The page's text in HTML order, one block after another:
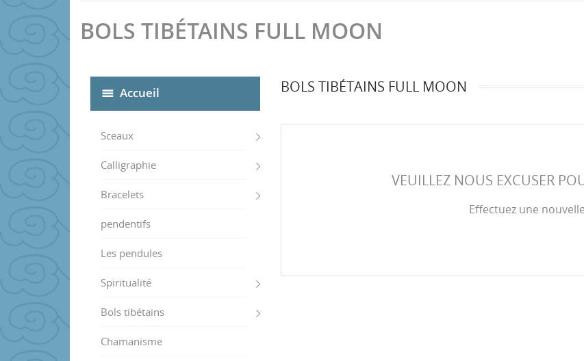
BOLS TIBÉTAINS FULL MOON
Accueil
Sceaux
Calligraphie
Bracelets
pendentifs
Les pendules
Spiritualité
Bols tibétains
Chamanisme
BOLS TIBÉTAINS FULL MOON
VEUILLEZ NOUS EXCUSER
Effectuez une